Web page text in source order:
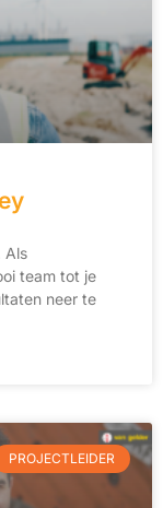
Als
team tot je
neer te
PROJECTLEIDER